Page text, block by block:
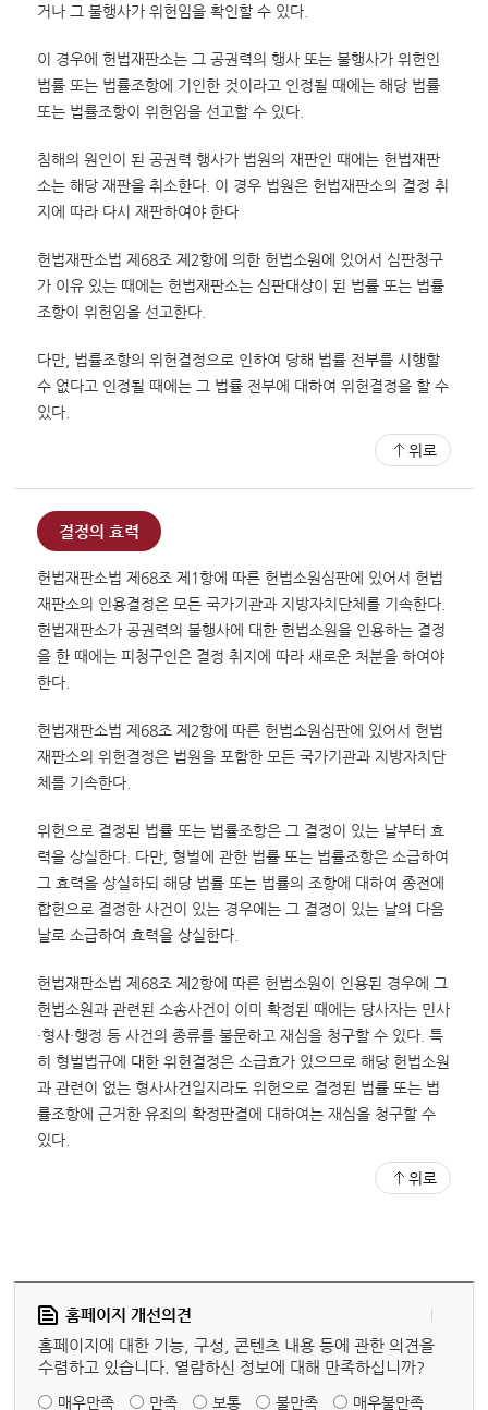
거나 그 불행사가 위헌임을 확인할 수 있다.
이 경우에 헌법재판소는 그 공권력의 행사 또는 불행사가 위헌인
법률 또는 법률조항에 기인한 것이라고 인정될 때에는 해당 법률
또는 법률조항이 위헌임을 선고할 수 있다.
침해의 원인이 된 공권력 행사가 법원의 재판인 때에는 헌법재판
소는 해당 재판을 취소한다. 이 경우 법원은 헌법재판소의 결정 취
지에 따라 다시 재판하여야 한다
헌법재판소법 제68조 제2항에 의한 헌법소원에 있어서 심판청구
가 이유 있는 때에는 헌법재판소는 심판대상이 된 법률 또는 법률
조항이 위헌임을 선고한다.
다만, 법률조항의 위헌결정으로 인하여 당해 법률 전부를 시행할
수 없다고 인정될 때에는 그 법률 전부에 대하여 위헌결정을 할 수
있다.
위로
결정의 효력
헌법재판소법 제68조 제1항에 따른 헌법소원심판에 있어서 헌법
재판소의 인용결정은 모든 국가기관과 지방자치단체를 기속한다.
헌법재판소가 공권력의 불행사에 대한 헌법소원을 인용하는 결정
을 한 때에는 피청구인은 결정 취지에 따라 새로운 처분을 하여야
한다.
헌법재판소법 제68조 제2항에 따른 헌법소원심판에 있어서 헌법
재판소의 위헌결정은 법원을 포함한 모든 국가기관과 지방자치단
체를 기속한다.
위헌으로 결정된 법률 또는 법률조항은 그 결정이 있는 날부터 효
력을 상실한다. 다만, 형벌에 관한 법률 또는 법률조항은 소급하여
그 효력을 상실하되 해당 법률 또는 법률의 조항에 대하여 종전에
합헌으로 결정한 사건이 있는 경우에는 그 결정이 있는 날의 다음
날로 소급하여 효력을 상실한다.
헌법재판소법 제68조 제2항에 따른 헌법소원이 인용된 경우에 그
헌법소원과 관련된 소송사건이 이미 확정된 때에는 당사자는 민사
·형사·행정 등 사건의 종류를 불문하고 재심을 청구할 수 있다. 특
히 형벌법규에 대한 위헌결정은 소급효가 있으므로 해당 헌법소원
과 관련이 없는 형사사건일지라도 위헌으로 결정된 법률 또는 법
률조항에 근거한 유죄의 확정판결에 대하여는 재심을 청구할 수
있다.
위로
홈페이지 개선의견
홈페이지에 대한 기능, 구성, 콘텐츠 내용 등에 관한 의견을
수렴하고 있습니다. 열람하신 정보에 대해 만족하십니까?
매우만족 만족 보통 불만족 매우불만족